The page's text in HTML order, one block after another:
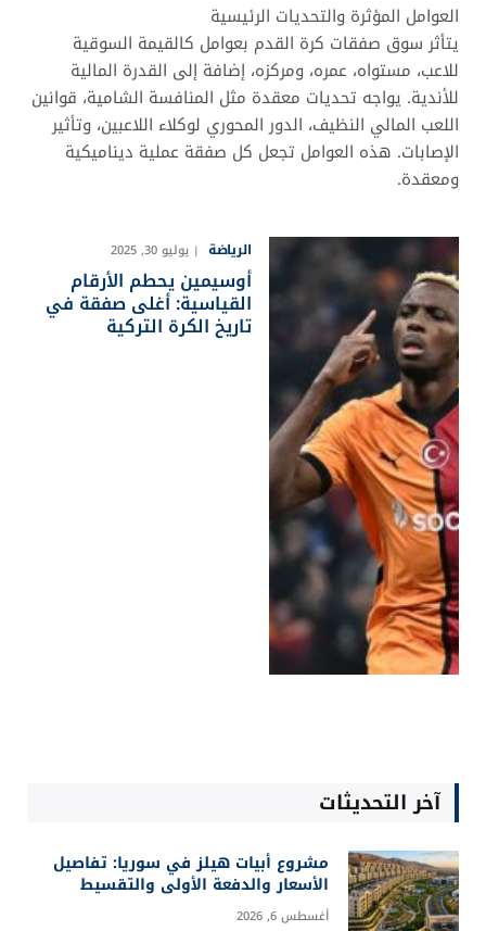
العوامل المؤثرة والتحديات الرئيسية
يتأثر سوق صفقات كرة القدم بعوامل كالقيمة السوقية
للاعب، مستواه، عمره، ومركزه، إضافة إلى القدرة المالية
للأندية. يواجه تحديات معقدة مثل المنافسة الشامية، قوانين
اللعب المالي النظيف، الدور المحوري لوكلاء اللاعبين، وتأثير
الإصابات. هذه العوامل تجعل كل صفقة عملية ديناميكية
ومعقدة.
الرياضة يوليو 30, 2025
أوسيمين يحطم الأرقام
القياسية: أغلى صفقة في
تاريخ الكرة التركية
آخر التحديثات
مشروع أبيات هيلز في سوريا: تفاصيل
الأسعار والدفعة الأولى والتقسيط
أغسطس 6, 2026